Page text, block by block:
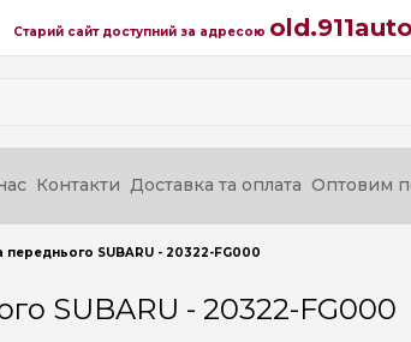
Старий сайт доступний за адресою
Контакти Доставка та оплата Оптовим
переднього SUBARU - 20322-FG000
SUBARU - 20322-FG000